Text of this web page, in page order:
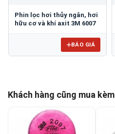
Phin lọc hơi thủy ngân, hơi
hữu cơ và khí axit 3M 6007
BÁO GIÁ
Khách hàng cũng mua kèm